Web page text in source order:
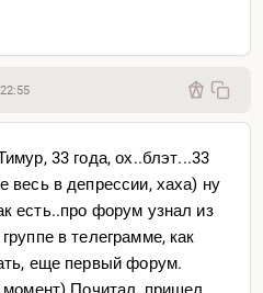
33 года, ох..блэт...33
весь в депрессии, хаха) ну
есть..про форум узнал из
в телеграмме, как
еще первый форум.